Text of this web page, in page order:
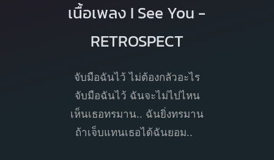
เนื้อเพลง I See You -
RETROSPECT
จับมือฉันไว้ ไม่ต้องกลัวอะไร
จับมือฉันไว้ ฉันจะไม่ไปไหน
เห็นเธอทรมาน.. ฉันยิ่งทรมาน
ถ้าเจ็บแทนเธอได้ฉันยอม..